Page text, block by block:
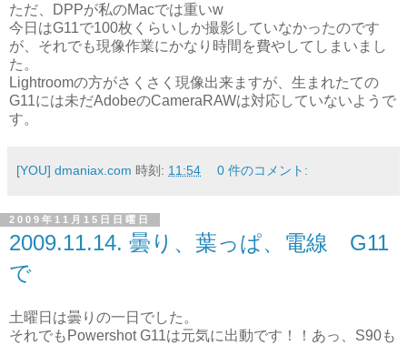
ただ、DPPが私のMacでは重いw
今日はG11で100枚くらいしか撮影していなかったのです
が、それでも現像作業にかなり時間を費やしてしまいまし
た。
Lightroomの方がさくさく現像出来ますが、生まれたての
G11には未だAdobeのCameraRAWは対応していないようで
す。
[YOU] dmaniax.com 時刻: 11:54 0 件のコメント:
2009年11月15日日曜日
2009.11.14. 曇り、葉っぱ、電線 G11
で
土曜日は曇りの一日でした。
それでもPowershot G11は元気に出動です！！あっ、S90も